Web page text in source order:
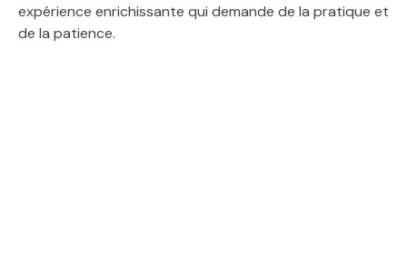
expérience enrichissante qui demande de la pratique et
de la patience.